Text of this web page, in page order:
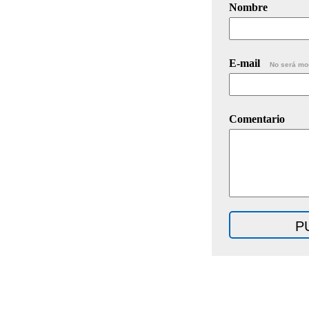
Nombre
E-mail No será
Comentario